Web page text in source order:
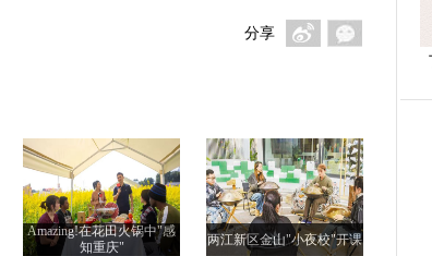
分享
Amazing!在花田火锅中"感
知重庆"
两江新区金山"小夜校"开课